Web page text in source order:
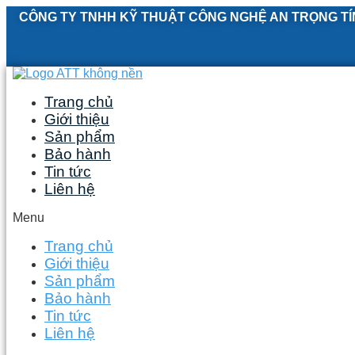
Skip
CÔNG TY TNHH KỸ THUẬT CÔNG NGHỆ AN TRỌNG
Trang chủ
Giới thiệu
Sản phẩm
Bảo hành
Tin tức
Liên hệ
Menu
Trang chủ
Giới thiệu
Sản phẩm
Bảo hành
Tin tức
Liên hệ